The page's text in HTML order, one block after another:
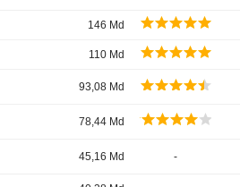
146 Md
110 Md
93,08 Md
78,44 Md
45,16 Md -